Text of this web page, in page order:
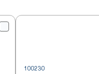
100230